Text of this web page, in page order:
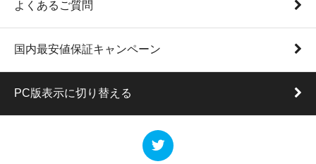
よくあるご質問
国内最安値保証キャンペーン
PC版表示に切り替える